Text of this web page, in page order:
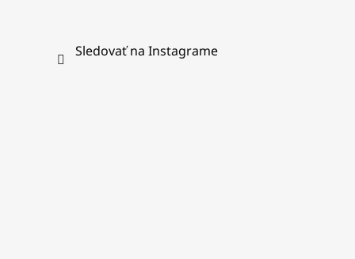
Sledovať na Instagrame